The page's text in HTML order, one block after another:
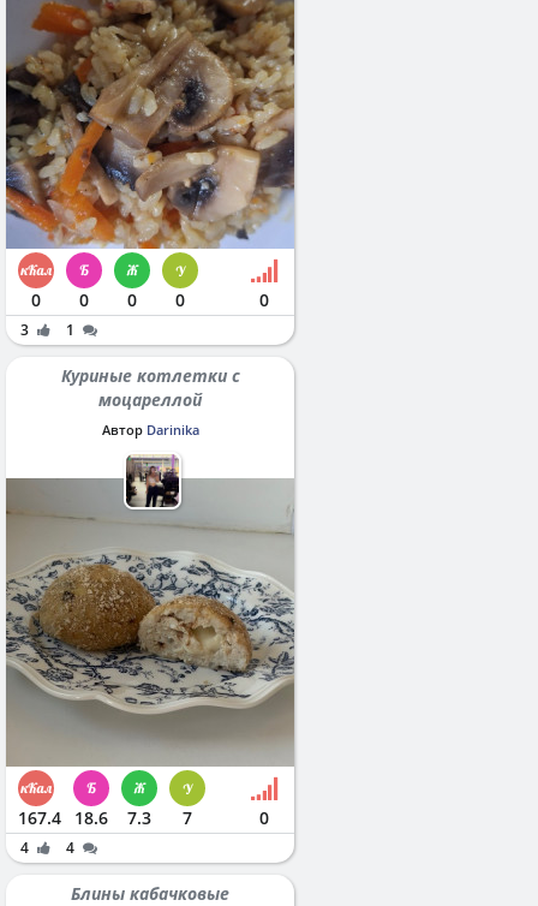
0 0 0 0 0
3 1
Куриные котлетки с
моцареллой
Автор Darinika
167.4 18.6 7.3 7 0
4 4
Блины кабачковые